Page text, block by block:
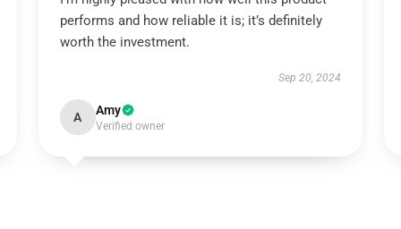
performs and how reliable it is; it’s definitely
worth the investment.
Sep 20, 2024
A Amy
Verified owner